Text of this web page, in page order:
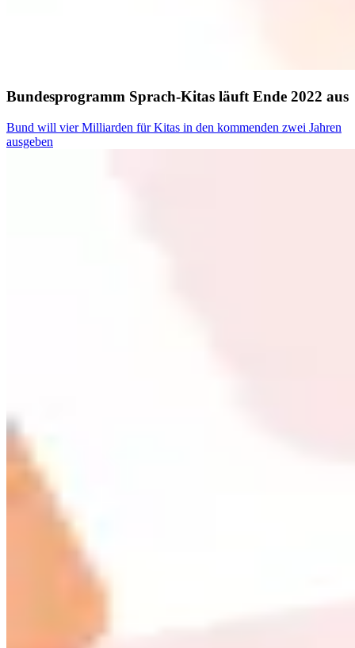
Bundesprogramm Sprach-Kitas läuft Ende 2022 aus
Bund will vier Milliarden für Kitas in den kommenden zwei Jahren
ausgeben